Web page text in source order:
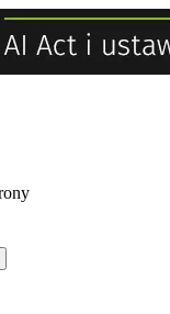
się w nowej karcie